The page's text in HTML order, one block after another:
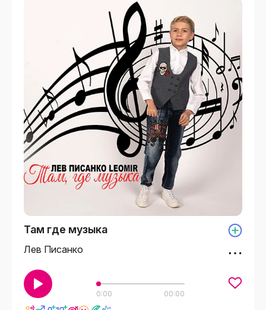
Там где музыка
Лев Писанко
0:00 00:00